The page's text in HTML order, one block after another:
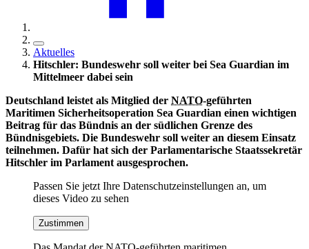
Aktuelles
Hitschler: Bundeswehr soll weiter bei Sea Guardian im
Mittelmeer dabei sein
Deutschland leistet als Mitglied der NATO-geführten
Maritimen Sicherheitsoperation Sea Guardian einen wichtigen
Beitrag für das Bündnis an der südlichen Grenze des
Bündnisgebiets. Die Bundeswehr soll weiter an diesem Einsatz
teilnehmen. Dafür hat sich der Parlamentarische Staatssekretär
Hitschler im Parlament ausgesprochen.
Passen Sie jetzt Ihre Datenschutzeinstellungen an, um
dieses Video zu sehen
Zustimmen